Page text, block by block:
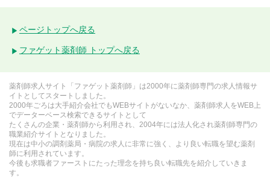
ページトップへ戻る
ファゲット薬剤師 トップへ戻る
薬剤師求人サイト「ファゲット薬剤師」は2000年に薬剤師専門の求人情報サ
イトとしてスタートしました。
2000年ごろは大手紹介会社でもWEBサイトがないなか、薬剤師求人をWEB上
でデーターベース検索できるサイトとして
たくさんの企業・薬剤師から利用され、2004年には法人化され薬剤師専門の
職業紹介サイトとなりました。
現在は中小の調剤薬局・病院の求人に非常に強く、より良い転職を望む薬剤
師に利用されています。
今後も求職者ファーストにたった理念を持ち良い転職先を紹介していきま
す。